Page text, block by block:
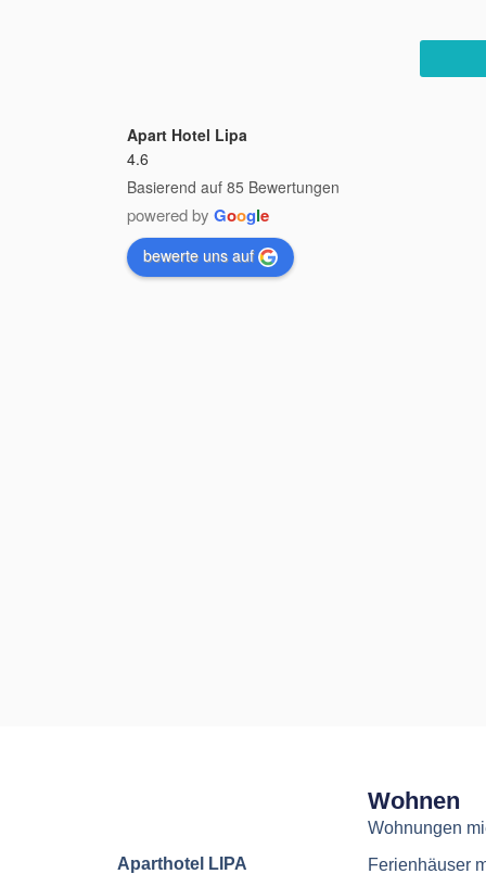
Apart Hotel Lipa
4.6
Basierend auf 85 Bewertungen
powered by Google
bewerte uns auf
Aparthotel LIPA
Wohnen
Wohnungen
Ferienhäuser